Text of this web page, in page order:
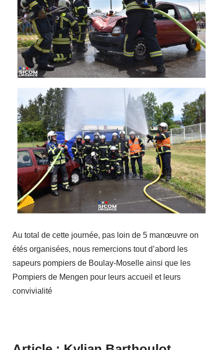
Au total de cette journée, pas loin de 5 manœuvre on
étés organisées, nous remercions tout d’abord les
sapeurs pompiers de Boulay-Moselle ainsi que les
Pompiers de Mengen pour leurs accueil et leurs
convivialité